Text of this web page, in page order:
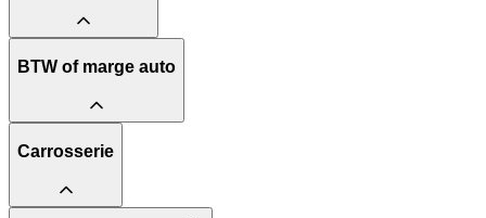
BTW of marge auto
Carrosserie